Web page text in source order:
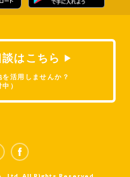
はこちら
活用しませんか？
）